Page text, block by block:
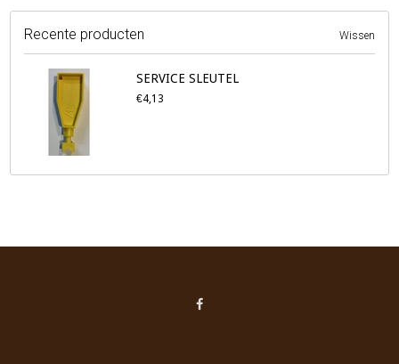
Recente producten Wissen
SERVICE SLEUTEL
€4,13